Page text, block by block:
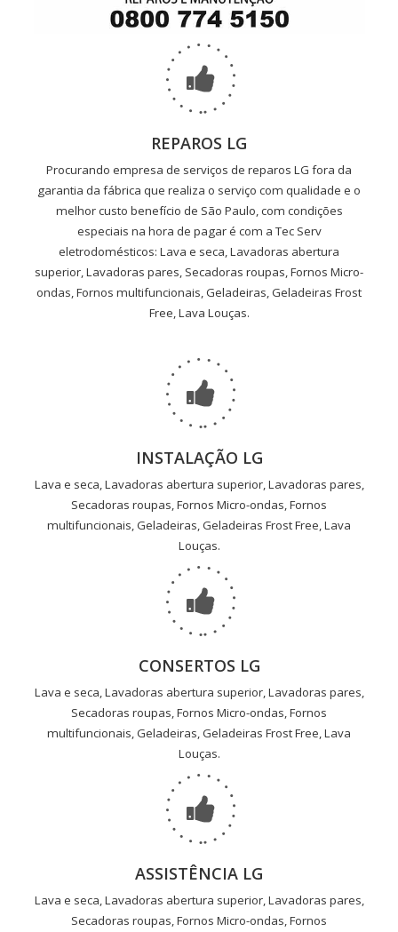
REPAROS LG
Procurando empresa de serviços de reparos LG fora da
garantia da fábrica que realiza o serviço com qualidade e o
melhor custo benefício de São Paulo, com condições
especiais na hora de pagar é com a Tec Serv
eletrodomésticos: Lava e seca, Lavadoras abertura
superior, Lavadoras pares, Secadoras roupas, Fornos Micro-
ondas, Fornos multifuncionais, Geladeiras, Geladeiras Frost
Free, Lava Louças.
INSTALAÇÃO LG
Lava e seca, Lavadoras abertura superior, Lavadoras pares,
Secadoras roupas, Fornos Micro-ondas, Fornos
multifuncionais, Geladeiras, Geladeiras Frost Free, Lava
Louças.
CONSERTOS LG
Lava e seca, Lavadoras abertura superior, Lavadoras pares,
Secadoras roupas, Fornos Micro-ondas, Fornos
multifuncionais, Geladeiras, Geladeiras Frost Free, Lava
Louças.
ASSISTÊNCIA LG
Lava e seca, Lavadoras abertura superior, Lavadoras pares,
Secadoras roupas, Fornos Micro-ondas, Fornos